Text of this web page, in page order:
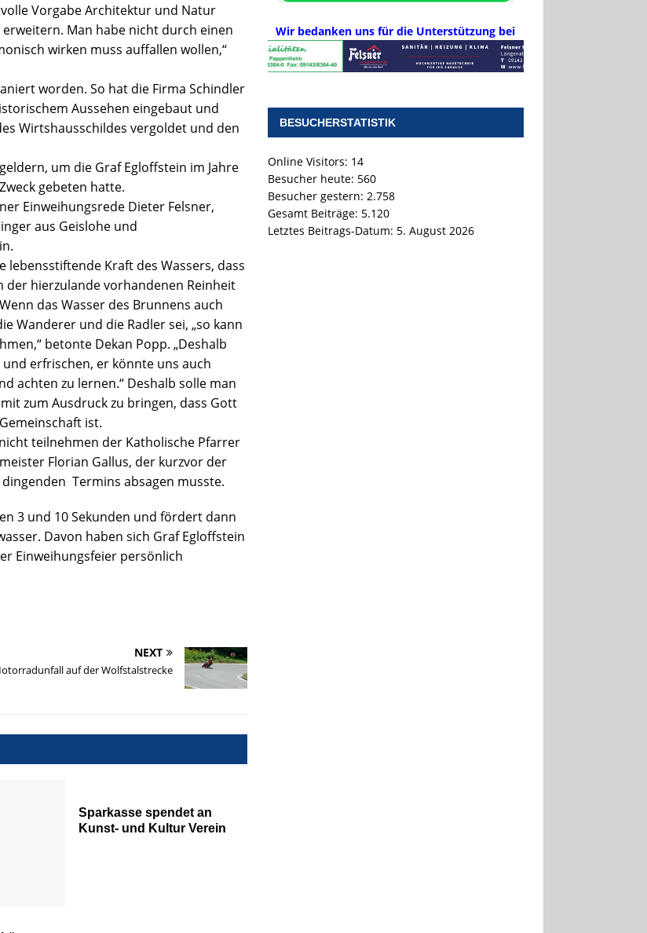
Vorgabe Architektur und Natur
Man habe nicht durch einen
wirken muss auffallen wollen,“
worden. So hat die Firma Schindler
Aussehen eingebaut und
Wirtshausschildes vergoldet und den
um die Graf Egloffstein im Jahre
gebeten hatte.
Einweihungsrede Dieter Felsner,
aus Geislohe und
lebensstiftende Kraft des Wassers, dass
hierzulande vorhandenen Reinheit
das Wasser des Brunnens auch
Wanderer und die Radler sei, „so kann
betonte Dekan Popp. „Deshalb
erfrischen, er könnte uns auch
achten zu lernen.“ Deshalb solle man
zum Ausdruck zu bringen, dass Gott
ist.
teilnehmen der Katholische Pfarrer
Florian Gallus, der kurzvor der
Termins absagen musste.
3 und 10 Sekunden und fördert dann
Davon haben sich Graf Egloffstein
Einweihungsfeier persönlich
NEXT
auf der Wolfstalstrecke
Sparkasse spendet an
Kunst- und Kultur Verein
Wir bedanken uns für die Unterstützung bei
BESUCHERSTATISTIK
Online Visitors: 14
Besucher heute: 560
Besucher gestern: 2.758
Gesamt Beiträge: 5.120
Letztes Beitrags-Datum: 5. August 2026